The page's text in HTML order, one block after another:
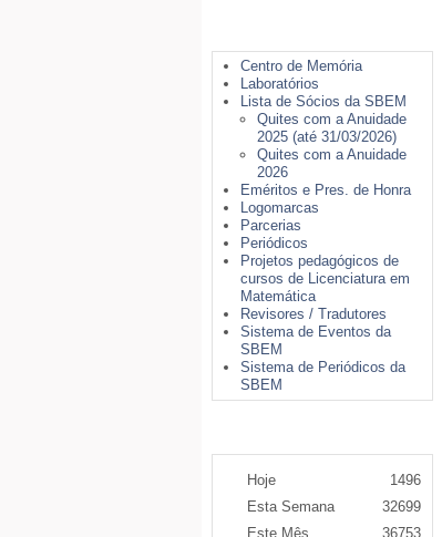
Centro de Memória
Laboratórios
Lista de Sócios da SBEM
Quites com a Anuidade
2025 (até 31/03/2026)
Quites com a Anuidade
2026
Eméritos e Pres. de Honra
Logomarcas
Parcerias
Periódicos
Projetos pedagógicos de
cursos de Licenciatura em
Matemática
Revisores / Tradutores
Sistema de Eventos da
SBEM
Sistema de Periódicos da
SBEM
Hoje
Esta Semana
Este Mês
1496
32699
36753